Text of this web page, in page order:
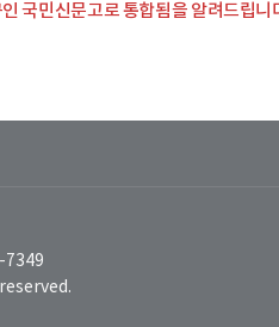
국민신문고로 통합됨을 알려드립니
7349